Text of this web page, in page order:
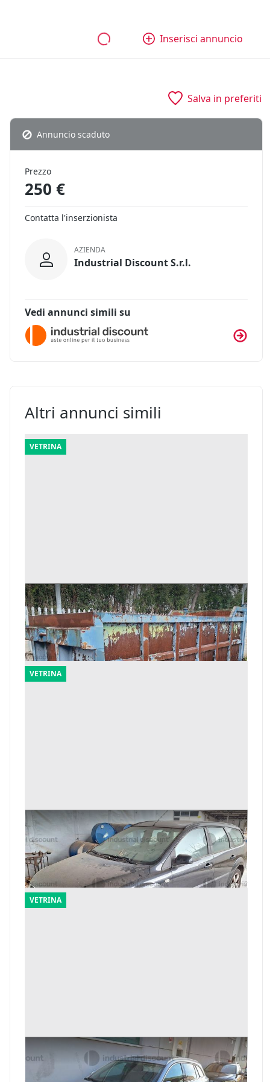
Inserisci annuncio
Salva in preferiti
Annuncio scaduto
Prezzo
250 €
Contatta l'inserzionista
AZIENDA
Industrial Discount S.r.l.
Vedi annunci simili su
Altri annunci simili
VETRINA
300#9818 Cassone scarrabile
Civitanova Marche (Macerata)
Offerta minima
1.200 €
VETRINA
204#9818 Autovettura Ford Focus
Civitanova Marche (Macerata)
Offerta minima
800 €
VETRINA
3#9909 Opel Insigna
Offerta minima
3.427 €